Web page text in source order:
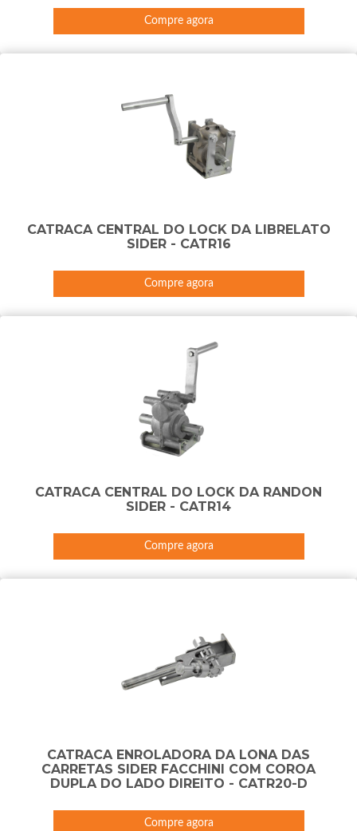
Compre agora
CATRACA CENTRAL DO LOCK DA LIBRELATO
SIDER - CATR16
Compre agora
CATRACA CENTRAL DO LOCK DA RANDON
SIDER - CATR14
Compre agora
CATRACA ENROLADORA DA LONA DAS
CARRETAS SIDER FACCHINI COM COROA
DUPLA DO LADO DIREITO - CATR20-D
Compre agora